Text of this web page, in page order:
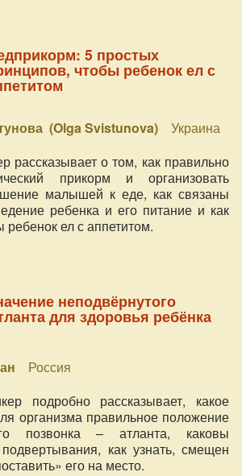
5 простых
чтобы ребенок ел с
(Olga Svistunova)
Украина
рассказывает о том, как правильно
прикорм и организовать
малышей к еде, как связаны
ребенка и его питание и как
ребенок ел с аппетитом.
неподвёрнутого
для здоровья ребёнка
Россия
подробно рассказывает, какое
организма правильное положение
позвонка – атланта, каковы
как узнать, смещен
его на место.